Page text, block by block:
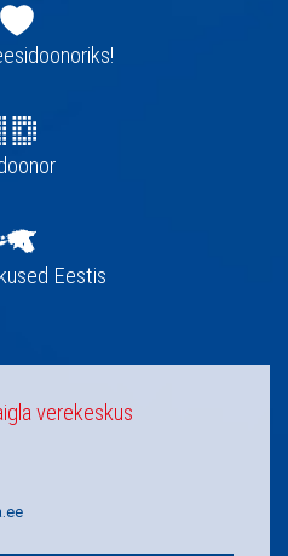
Eestis
verekeskus